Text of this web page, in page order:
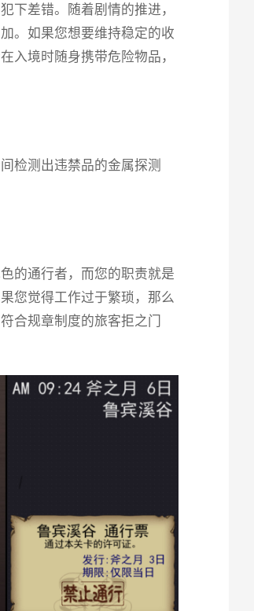
下差错。随着剧情的推进，
。如果您想要维持稳定的收
入境时随身携带危险物品，
检测出违禁品的金属探测
的通行者，而您的职责就是
您觉得工作过于繁琐，那么
合规章制度的旅客拒之门